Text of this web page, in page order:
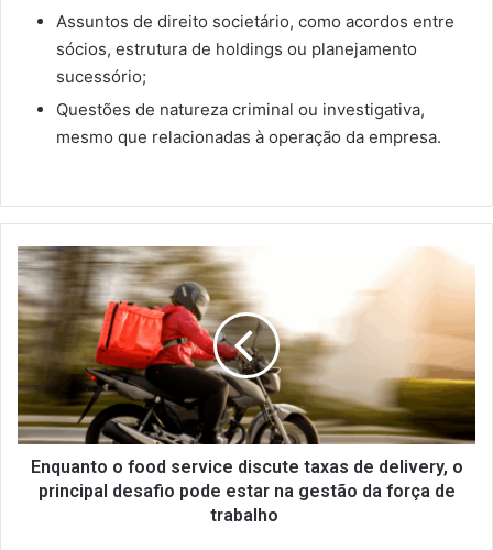
Assuntos de direito societário, como acordos entre
sócios, estrutura de holdings ou planejamento
sucessório;
Questões de natureza criminal ou investigativa,
mesmo que relacionadas à operação da empresa.
Enquanto
o
food
service
discute
taxas
de
delivery,
o
principal
desafio
Enquanto o food service discute taxas de delivery, o
principal desafio pode estar na gestão da força de
trabalho